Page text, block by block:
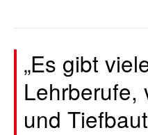
„Es gibt
Lehrberufe,
und